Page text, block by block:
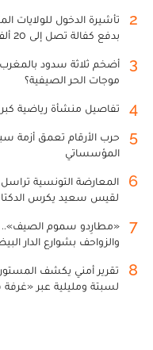
2
بدفع كفالة تصل إلى 20 ألف دولار
3
أضخم ثلاثة سدود
موجات الحر الصيفية؟
4 تفاصيل منشأة رياضية كبرى
5
حرب الأرقام تعمق أزمة
المؤسساتي
6
المعارضة التونسية
لقيس سعيد يكرس
7
«مطارِدو سموم الصيف»..
والزواحف بشوارع الدار
8
تقرير أمني يكشف
لسبتة ومليلية عبر «غرفة